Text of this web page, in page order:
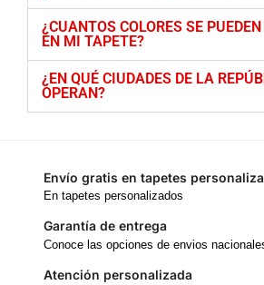
¿CUANTOS COLORES SE
EN MI TAPETE?
¿EN QUÉ CIUDADES DE LA
OPERAN?
Envío gratis en tapetes
En tapetes personalizados
Garantía de entrega
Conoce las opciones de envios
Atención personalizada